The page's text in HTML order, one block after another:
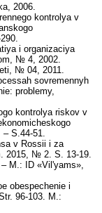
2006.
kontrolya v
i organizaciya
№ 4, 2002.
№ 04, 2011.
sovremennyh
problemy,
kontrolya riskov v
S.44-51.
v Rossii i za
2015, № 2. S. 13-19.
M.: ID «Vil'yams»,
obespechenie i
96-103. M.: